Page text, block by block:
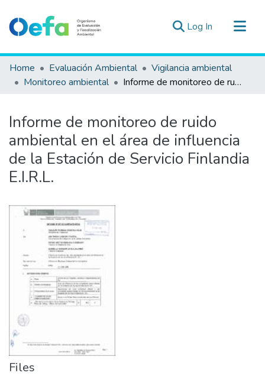
Log In (current)
Communities & Collections
All of DSpace
Estad. Externas
Guias ▾
Home Evaluación Ambiental
Vigilancia ambiental
Monitoreo ambiental
Informe de monitoreo de ruido ambiental en el área de influencia de la Estación de Servicio Finlandia E.I.R.L.
Informe de monitoreo de ruido
ambiental en el área de influencia
de la Estación de Servicio Finlandia
E.I.R.L.
Files